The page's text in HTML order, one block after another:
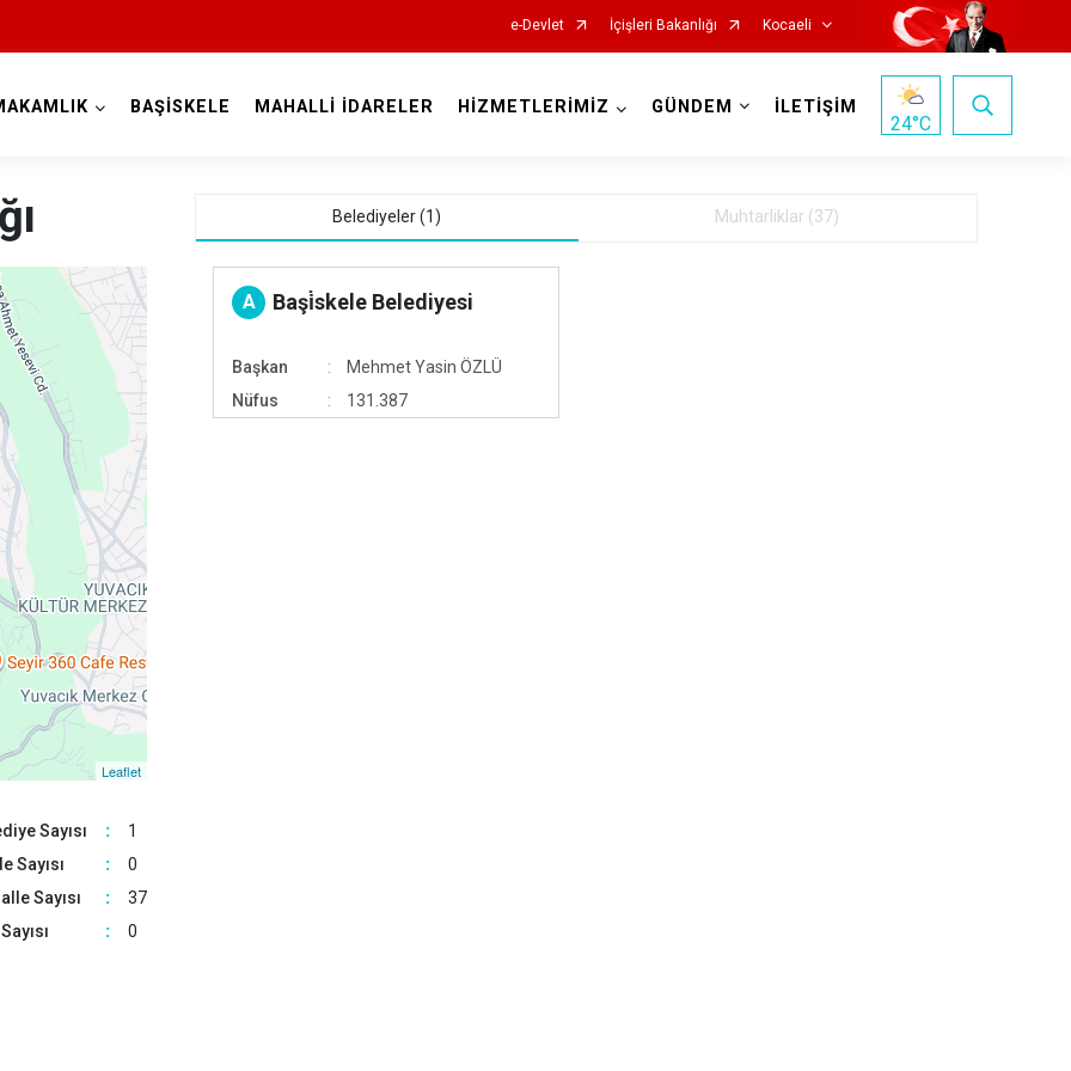
e-Devlet İçişleri Bakanlığı Kocaeli
BAŞİSKELE MAHALLİ İDARELER HİZMETLERİMİZ GÜNDEM İLETİŞİM
24°C
Leaflet
Sayısı :
1
Sayısı
:
0
Sayısı
:
37
: 0
Belediyeler (1) Muhtarliklar (37)
A Başi̇skele Belediyesi
Başkan
Mehmet Yasin ÖZLÜ
Nüfus
131.387